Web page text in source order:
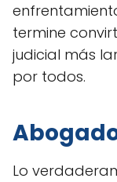
termine
judicial más
por todos.
Lo